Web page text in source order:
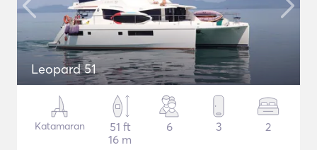
Leopard 51
Katamaran
51 ft
16 m
6 3 2